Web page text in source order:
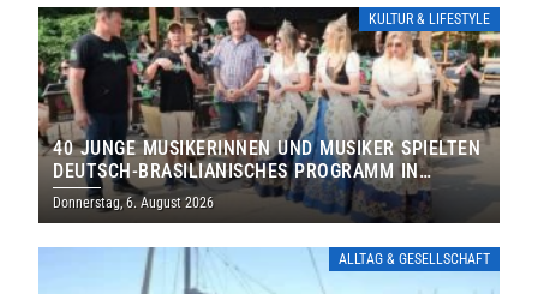
KULTUR & LIFESTYLE
40 JUNGE MUSIKERINNEN UND MUSIKER SPIELTEN
DEUTSCH-BRASILIANISCHES PROGRAMM IN
THOLEY
Donnerstag, 6. August 2026
ALLTAG & GESELLSCHAFT